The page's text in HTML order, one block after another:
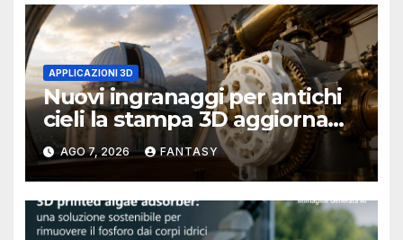
APPLICAZIONI 3D
Nuovi ingranaggi per antichi
cieli la stampa 3D aggiorna
un osservatorio del 1930 della
University of Arkansas at
Little Rock
AGO 7, 2026 FANTASY